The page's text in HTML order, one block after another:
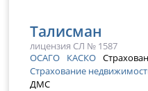
Талисман
лицензия СЛ № 1587
ОСАГО
КАСКО
Страхование
ДМС